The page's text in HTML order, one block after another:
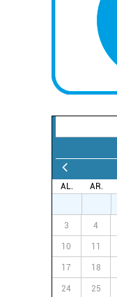
AL. AR.
3 4
10 11
17 18
24 25